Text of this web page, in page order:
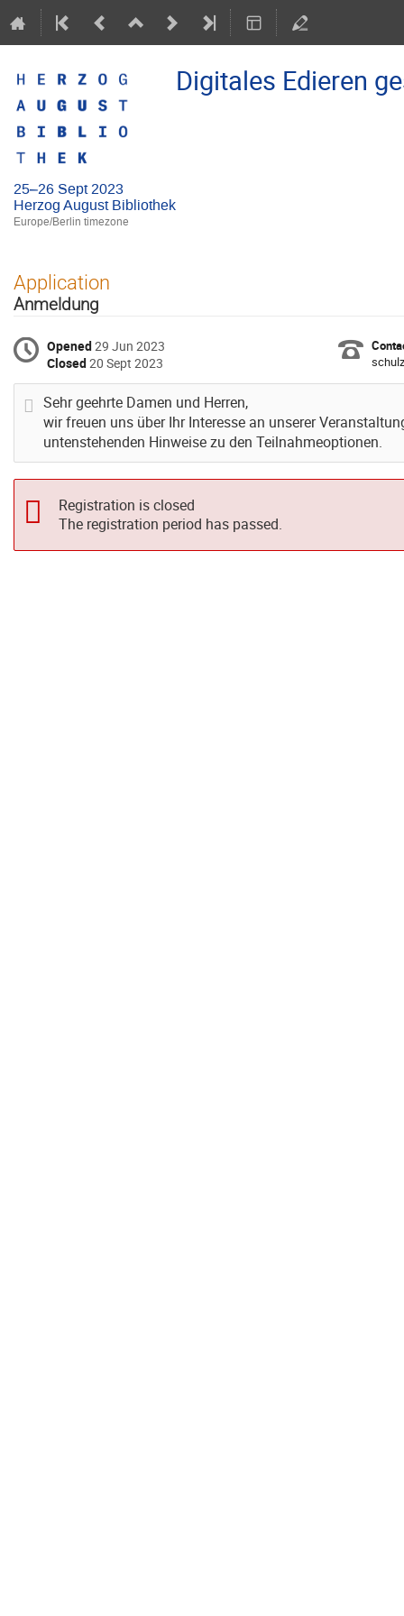
Digitales Edieren
25–26 Sept 2023
Herzog August Bibliothek
Europe/Berlin timezone
Application
Anmeldung
Opened29 Jun 2023
Closed20 Sept 2023
Sehr geehrte Damen und Herren,
wir freuen uns über Ihr Interesse an unserer
untenstehenden Hinweise zu den Teilnahmeoptionen.
Registration is closed
The registration period has passed.